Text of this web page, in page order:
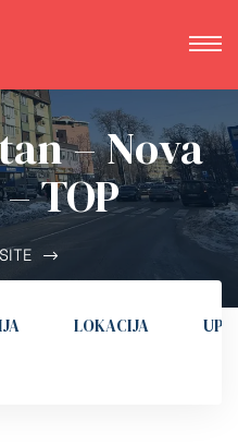
– Nova
TOP
LOKACIJA UPIT